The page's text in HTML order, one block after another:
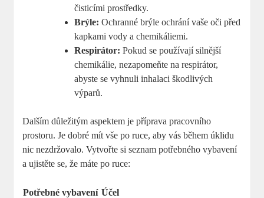
čisticími prostředky.
Brýle: Ochranné brýle ochrání vaše oči před
kapkami vody a chemikáliemi.
Respirátor: Pokud se používají silnější
chemikálie, nezapomeňte na respirátor,
abyste se vyhnuli inhalaci škodlivých
výparů.
Dalším důležitým aspektem je příprava pracovního
prostoru. Je dobré mít vše po ruce, aby vás během úklidu
nic nezdržovalo. Vytvořte si seznam potřebného vybavení
a ujistěte se, že máte po ruce:
Potřebné vybavení Účel